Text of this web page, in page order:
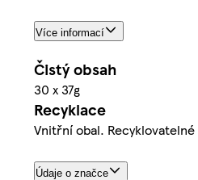
Více informací
Čistý obsah
30 x 37g
Recyklace
Vnitřní obal. Recyklovatelné
Údaje o značce